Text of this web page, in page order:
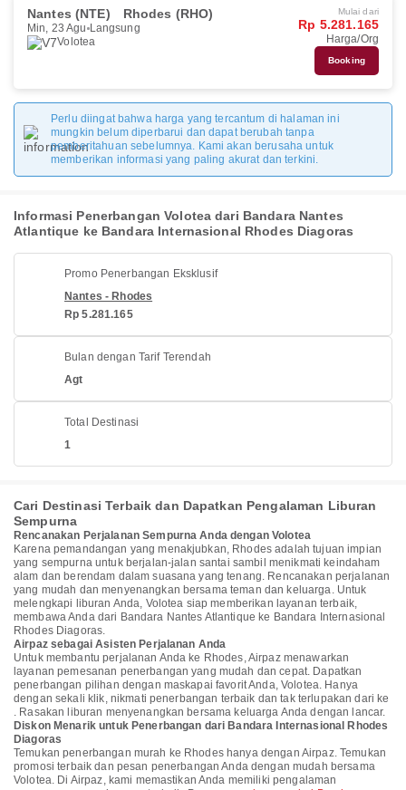
Nantes (NTE) Rhodes (RHO)
Min, 23 Agu Langsung
Volotea
Mulai dari
Rp 5.281.165
Harga/Org
Booking
Perlu diingat bahwa harga yang tercantum di halaman ini
mungkin belum diperbarui dan dapat berubah tanpa
pemberitahuan sebelumnya. Kami akan berusaha untuk
memberikan informasi yang paling akurat dan terkini.
Informasi Penerbangan Volotea dari Bandara Nantes
Atlantique ke Bandara Internasional Rhodes Diagoras
Promo Penerbangan Eksklusif
Nantes - Rhodes
Rp 5.281.165
Bulan dengan Tarif Terendah
Agt
Total Destinasi
1
Cari Destinasi Terbaik dan Dapatkan Pengalaman Liburan
Sempurna
Rencanakan Perjalanan Sempurna Anda dengan Volotea
Karena pemandangan yang menakjubkan, Rhodes adalah tujuan impian
yang sempurna untuk berjalan-jalan santai sambil menikmati keindaham
alam dan berendam dalam suasana yang tenang. Rencanakan perjalanan
yang mudah dan menyenangkan bersama teman dan keluarga. Untuk
melengkapi liburan Anda, Volotea siap memberikan layanan terbaik,
membawa Anda dari Bandara Nantes Atlantique ke Bandara Internasional
Rhodes Diagoras.
Airpaz sebagai Asisten Perjalanan Anda
Untuk membantu perjalanan Anda ke Rhodes, Airpaz menawarkan
layanan pemesanan penerbangan yang mudah dan cepat. Dapatkan
penerbangan pilihan dengan maskapai favorit Anda, Volotea. Hanya
dengan sekali klik, nikmati penerbangan terbaik dan tak terlupakan dari ke
. Rasakan liburan menyenangkan bersama keluarga Anda dengan lancar.
Diskon Menarik untuk Penerbangan dari Bandara Internasional Rhodes
Diagoras
Temukan penerbangan murah ke Rhodes hanya dengan Airpaz. Temukan
promosi terbaik dan pesan penerbangan Anda dengan mudah bersama
Volotea. Di Airpaz, kami memastikan Anda memiliki pengalaman